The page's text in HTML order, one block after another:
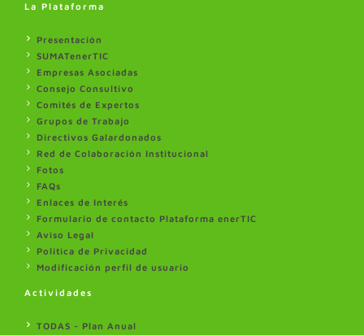
La Plataforma
Presentación
SUMATenerTIC
Empresas Asociadas
Consejo Consultivo
Comités de Expertos
Grupos de Trabajo
Directivos Galardonados
Red de Colaboración Institucional
Fotos
FAQs
Enlaces de Interés
Formulario de contacto Plataforma enerTIC
Aviso Legal
Politica de Privacidad
Modificación perfil de usuario
Actividades
TODAS - Plan Anual